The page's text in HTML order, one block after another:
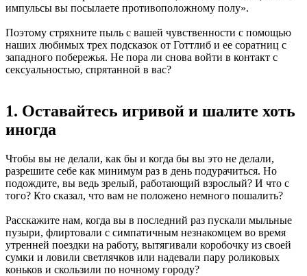
импульсы вы посылаете противоположному полу».
Поэтому стряхните пыль с вашей чувственности с помощью
наших любимых трех подсказок от Готтлиб и ее соратниц с
западного побережья. Не пора ли снова войти в контакт с
сексуальностью, спрятанной в вас?
1. Оставайтесь игривой и шалите хоть
иногда
Чтобы вы не делали, как бы и когда бы вы это не делали,
разрешите себе как минимум раз в день подурачиться. Но
подождите, вы ведь зрелый, работающий взрослый? И что с
того? Кто сказал, что вам не положено немного пошалить?
Расскажите нам, когда вы в последний раз пускали мыльные
пузыри, флиртовали с симпатичным незнакомцем во время
утренней поездки на работу, вытягивали коробочку из своей
сумки и ловили светлячков или надевали пару роликовых
коньков и скользили по ночному городу?